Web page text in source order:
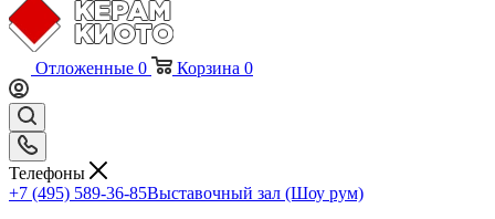
Отложенные 0 Корзина 0
Телефоны
+7 (495) 589-36-85Выставочный зал (Шоу рум)